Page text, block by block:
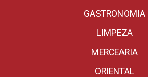
GASTRONOMIA
LIMPEZA
MERCEARIA
ORIENTAL